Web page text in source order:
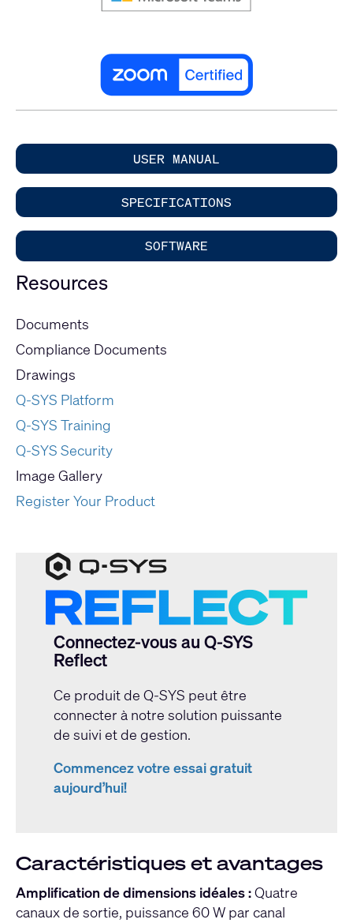
USER MANUAL
SPECIFICATIONS
SOFTWARE
Resources
Documents
Compliance Documents
Drawings
Q-SYS Platform
Q-SYS Training
Q-SYS Security
Image Gallery
Register Your Product
Connectez-vous au Q-SYS
Reflect
Ce produit de Q-SYS peut être
connecter à notre solution puissante
de suivi et de gestion.
Commencez votre essai gratuit
aujourd’hui!
Caractéristiques et avantages
Amplification de dimensions idéales :Quatre
canaux de sortie, puissance 60 W par canal